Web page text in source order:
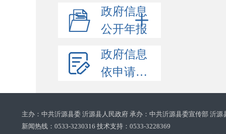
政府信息
公开年报
政府信息
依申请公开
主办：中共沂源县委 沂源县人民政府 承办：中共沂源县委宣传部 沂
新闻热线：0533-3230316 技术支持：0533-3228369‌‌